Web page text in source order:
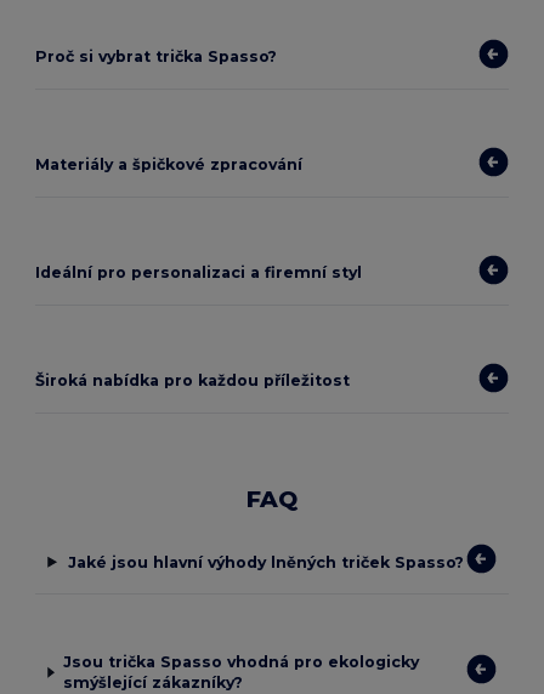
Proč si vybrat trička Spasso?
Materiály a špičkové zpracování
Ideální pro personalizaci a firemní styl
Široká nabídka pro každou příležitost
FAQ
Jaké jsou hlavní výhody lněných triček Spasso?
Jsou trička Spasso vhodná pro ekologicky
smýšlející zákazníky?